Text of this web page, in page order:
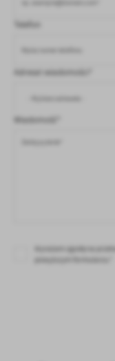
Firmy te działają w
treści w postaci
Telefon
Adresat wiadomości*
Wiadomość*
Wyrażam zgodę na
powyższym formularzu.*